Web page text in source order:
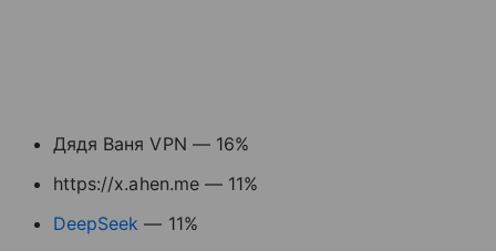
Дядя Ваня VPN — 16%
https://x.ahen.me — 11%
DeepSeek — 11%